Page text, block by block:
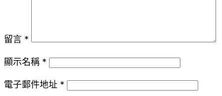
留言 *
顯示名稱 *
電子郵件地址 *